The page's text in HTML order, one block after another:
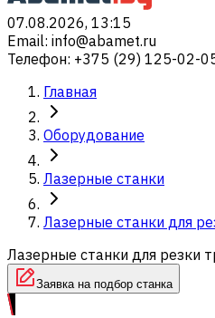
07.08.2026, 13:15
Email: info@abamet.ru
Телефон: +375 (29) 125-02-
Главная
Оборудование
Лазерные станки
Лазерные станки для
Лазерные станки для резки
Заявка на подбор станка